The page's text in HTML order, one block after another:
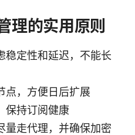
理的实用原则
稳定性和延迟，不能长
点，方便日后扩展
保持订阅健康
量走代理，并确保加密